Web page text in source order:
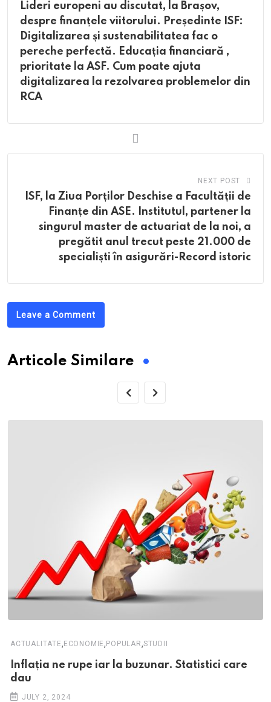
Lideri europeni au discutat, la Brașov,
despre finanțele viitorului. Președinte ISF:
Digitalizarea și sustenabilitatea fac o
pereche perfectă. Educația financiară ,
prioritate la ASF. Cum poate ajuta
digitalizarea la rezolvarea problemelor din
RCA
NEXT POST
ISF, la Ziua Porților Deschise a Facultății de
Finanțe din ASE. Institutul, partener la
singurul master de actuariat de la noi, a
pregătit anul trecut peste 21.000 de
specialiști în asigurări-Record istoric
Leave a Comment
Articole Similare
ACTUALITATE, ECONOMIE, POPULAR,STUDII
Inflația ne rupe iar la buzunar. Statistici care
dau
JULY 2, 2024